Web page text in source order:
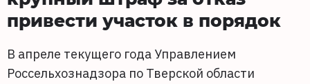
привести участок в порядок
В апреле текущего года Управлением
Россельхознадзора по Тверской области